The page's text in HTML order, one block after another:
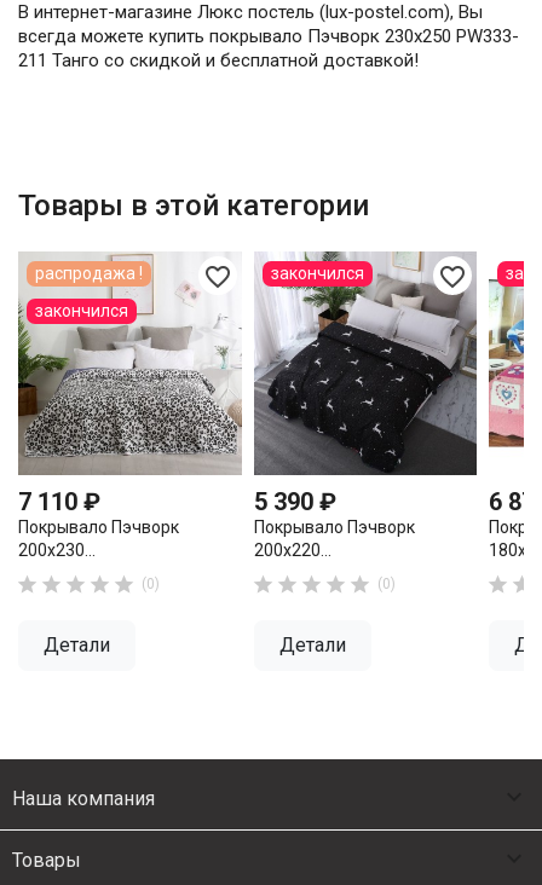
В интернет-магазине Люкс постель (lux-postel.com), Вы
всегда можете купить покрывало Пэчворк 230х250 PW333-
211 Танго со скидкой и бесплатной доставкой!
Товары в этой категории
favorite_border
7 110 ₽
Покрывало Пэчворк
200х230...
     (0)
Детали
распродажа !
закончился
favorite_border
5 390 ₽
Покрывало Пэчворк
200х220...
     (0)
Детали
закончился
6
 
Наша компания
Товары